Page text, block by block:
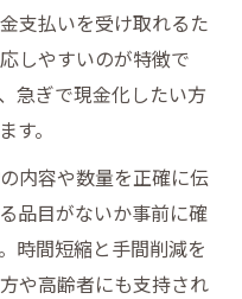
支払いを受け取れるた
しやすいのが特徴で
急ぎで現金化したい方
す。
内容や数量を正確に伝
品目がないか事前に確
時間短縮と手間削減を
や高齢者にも支持され